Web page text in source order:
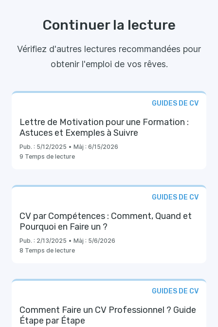
Continuer la lecture
Vérifiez d'autres lectures recommandées pour
obtenir l'emploi de vos rêves.
GUIDES DE CV
Lettre de Motivation pour une Formation :
Astuces et Exemples à Suivre
Pub. : 5/12/2025 • Màj : 6/15/2026
9 Temps de lecture
GUIDES DE CV
CV par Compétences : Comment, Quand et
Pourquoi en Faire un ?
Pub. : 2/13/2025 • Màj : 5/6/2026
8 Temps de lecture
GUIDES DE CV
Comment Faire un CV Professionnel ? Guide
Étape par Étape